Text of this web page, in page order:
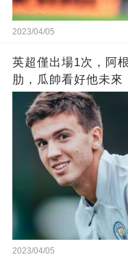
2023/04/05
英超僅出場1次，阿
肋，瓜帥看好他未來
2023/04/05